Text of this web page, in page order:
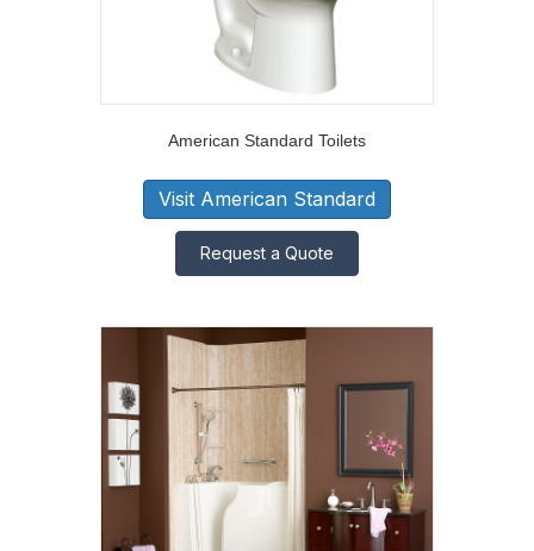
American Standard Toilets
Visit American Standard
Request a Quote